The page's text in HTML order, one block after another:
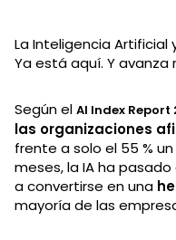
La Inteligencia
Ya está aquí. Y avanza
Según el AI Index Report
las organizaciones
frente a solo el 55 %
meses, la IA ha
a convertirse en una
mayoría de las